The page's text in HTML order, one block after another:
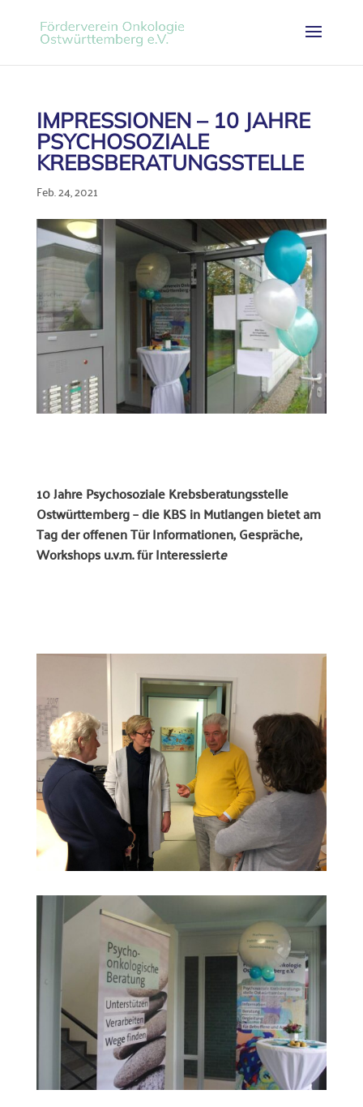
IMPRESSIONEN – 10 JAHRE
PSYCHOSOZIALE
KREBSBERATUNGSSTELLE
Feb. 24, 2021
10 Jahre Psychosoziale Krebsberatungsstelle
Ostwürttemberg –die KBS in Mutlangen bietet am
Tag der offenen TürInformationen, Gespräche,
Workshops u.v.m. für Interessierte